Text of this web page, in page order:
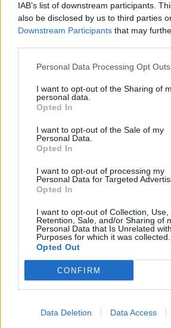
IAB’s list of downstream participants.
also be disclosed by us to third parties
Downstream Participants that may
Personal Data Processing Opt Outs
I want to opt-out of the Sharing of
personal data.
Opted In
I want to opt-out of the Sale of my
Personal Data.
Opted In
I want to opt-out of processing my
Personal Data for Targeted
Opted In
I want to opt-out of Collection, Use,
Retention, Sale, and/or Sharing of
Personal Data that Is Unrelated
Purposes for which it was collected.
Opted Out
CONFIRM
Data Deletion Data Access
Τραγωδία στην Πάρο: Για
κατηγορούνται οι γονείς του 4χρονου
του beach bar
Νέα διοίκηση για το Κέντρο Κρητικής
Στα ύψη το Σάββατο (08/08) ο
ΣΧΕΤΙΚA AΡΘΡΑ
Ρούχα και αξεσουάρ από την
Ρούχα και
πωλούνται σε